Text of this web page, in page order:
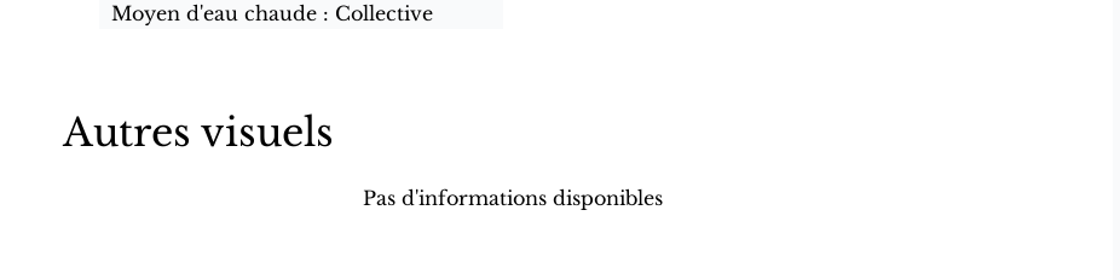
Moyen d'eau chaude Collective
Autres visuels
Pas d'informations disponibles